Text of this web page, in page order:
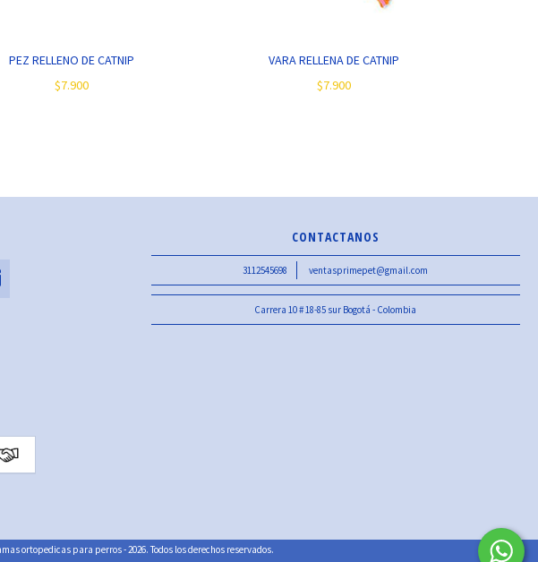
PEZ RELLENO DE CATNIP
$7.900
VARA RELLENA DE CATNIP
$7.900
CONTACTANOS
3112545698 ventasprimepet@gmail.com
Carrera 10 # 18-85 sur Bogotá - Colombia
ortopedicas para perros - 2026. Todos los derechos reservados.